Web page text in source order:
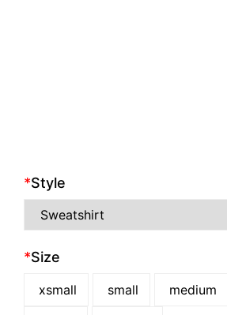
*Style
*Size
xsmall small medium